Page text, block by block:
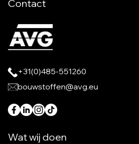
Contact
+31(0)485-551260
bouwstoffen@avg.eu
Wat wij doen